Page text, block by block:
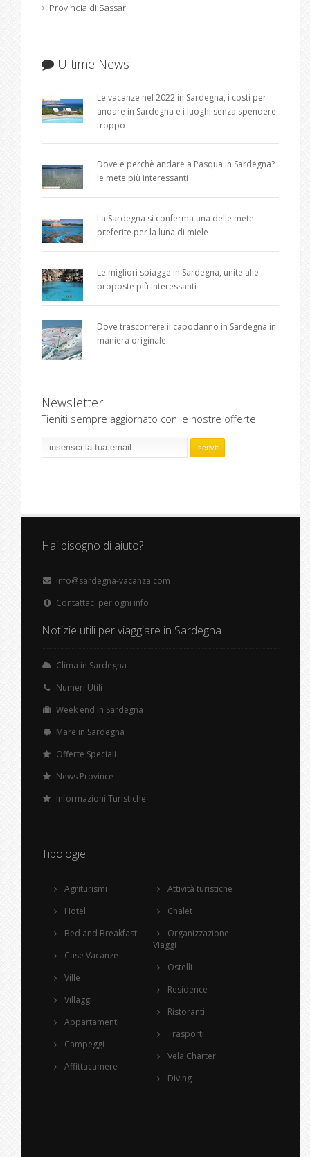
Provincia di Sassari
Ultime News
Le vacanze nel 2022 in Sardegna, i costi per
andare in Sardegna e i luoghi senza spendere
troppo
Dove e perchè andare a Pasqua in Sardegna?
le mete più interessanti
La Sardegna si conferma una delle mete
preferite per la luna di miele
Le migliori spiagge in Sardegna, unite alle
proposte più interessanti
Dove trascorrere il capodanno in Sardegna in
maniera originale
Newsletter
Tieniti sempre aggiornato con le nostre offerte
Hai bisogno di aiuto?
info@sardegna-vacanza.com
Contattaci per ogni info
Notizie utili per viaggiare in Sardegna
Clima in Sardegna
Numeri Utili
Week end in Sardegna
Mare in Sardegna
Offerte Speciali
News Province
Informazioni Turistiche
Tipologie
Agriturismi
Hotel
Bed and Breakfast
Case Vacanze
Ville
Villaggi
Appartamenti
Campeggi
Affittacamere
Attività turistiche
Chalet
Organizzazione
Viaggi
Ostelli
Residence
Ristoranti
Trasporti
Vela Charter
Diving